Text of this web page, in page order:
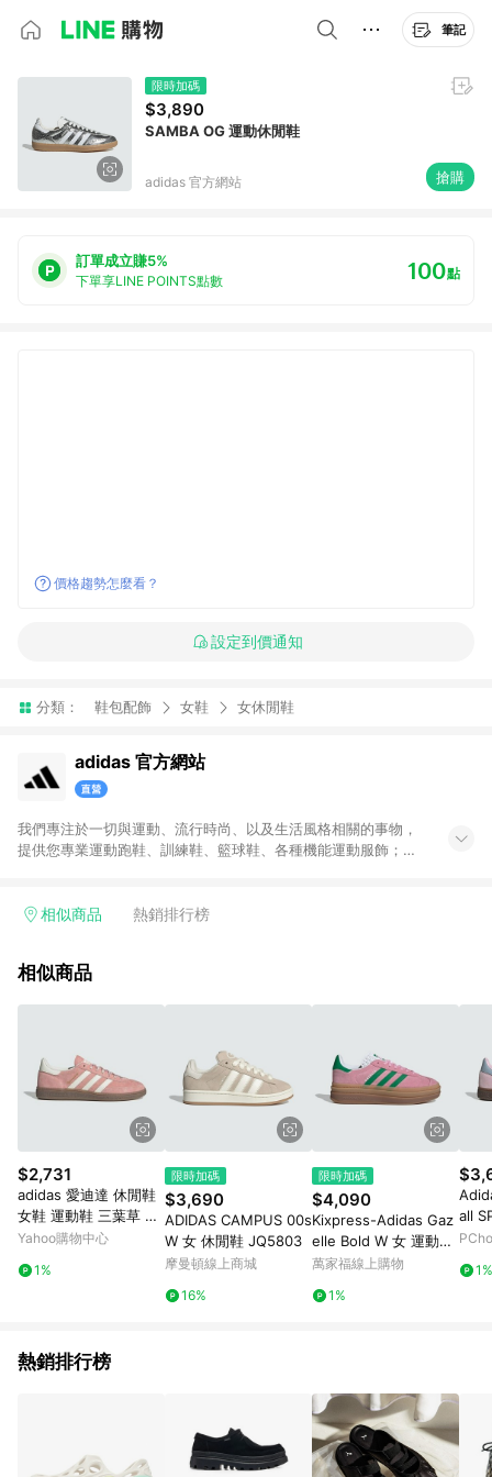
筆記
限時加碼
$3,890
SAMBA OG 運動休閒鞋
adidas 官方網站 搶購
訂單成立賺5%
下單享LINE POINTS點數 100點
價格趨勢怎麼看？
設定到價通知
分類： 鞋包配飾 女鞋 女休閒鞋
adidas 官方網站
我們專注於一切與運動、流行時尚、以及生活風格相關的事物，
提供您專業運動跑鞋、訓練鞋、籃球鞋、各種機能運動服飾；也
定期舉辦的優惠活動，加上滿1,500免運與七天鑑賞期服務，讓您
品牌聯名專區及特殊指定商品，恕不參與LINE購物點數回饋活
相似商品 熱銷排行榜
相似商品
$2,731
adidas 愛迪達 休閒鞋
女鞋 運動鞋 三葉草 H
ANDBALL SPEZIAL 粉
Yahoo購物中心
1%
限時加碼
$3,690
ADIDAS CAMPUS 00s
W 女 休閒鞋 JQ5803
摩曼頓線上商城
16%
限時加碼
$4,090
Kixpress-Adidas Gaz
elle Bold W 女 運動休
閒鞋 德訓鞋 厚底 麂皮
萬家福線上購物
1%
all
運動
1%
熱銷排行榜